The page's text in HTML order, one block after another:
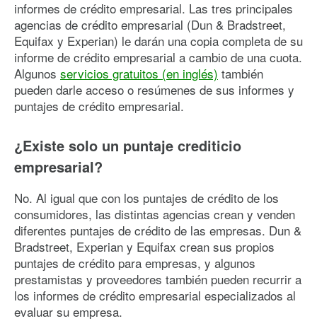
informes de crédito empresarial. Las tres principales
agencias de crédito empresarial (Dun & Bradstreet,
Equifax y Experian) le darán una copia completa de su
informe de crédito empresarial a cambio de una cuota.
Algunos servicios gratuitos (en inglés) también
pueden darle acceso o resúmenes de sus informes y
puntajes de crédito empresarial.
¿Existe solo un puntaje crediticio
empresarial?
No. Al igual que con los puntajes de crédito de los
consumidores, las distintas agencias crean y venden
diferentes puntajes de crédito de las empresas. Dun &
Bradstreet, Experian y Equifax crean sus propios
puntajes de crédito para empresas, y algunos
prestamistas y proveedores también pueden recurrir a
los informes de crédito empresarial especializados al
evaluar su empresa.